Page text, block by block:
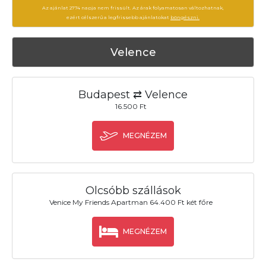
Az ajánlat 2774 napja nem frissült. Az árak folyamatosan változhatnak,
ezért célszerű a legfrissebb ajánlatokat böngészni.
Velence
Budapest ⇄ Velence
16.500 Ft
MEGNÉZEM
Olcsóbb szállások
Venice My Friends Apartman 64.400 Ft két főre
MEGNÉZEM